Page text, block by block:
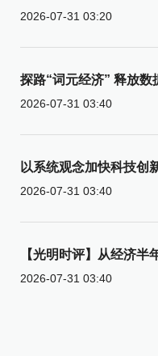
2026-07-31 03:20
探路“词元经济” 释放
2026-07-31 03:40
以系统观念加快科技创
2026-07-31 03:40
【光明时评】从经济半
2026-07-31 03:40